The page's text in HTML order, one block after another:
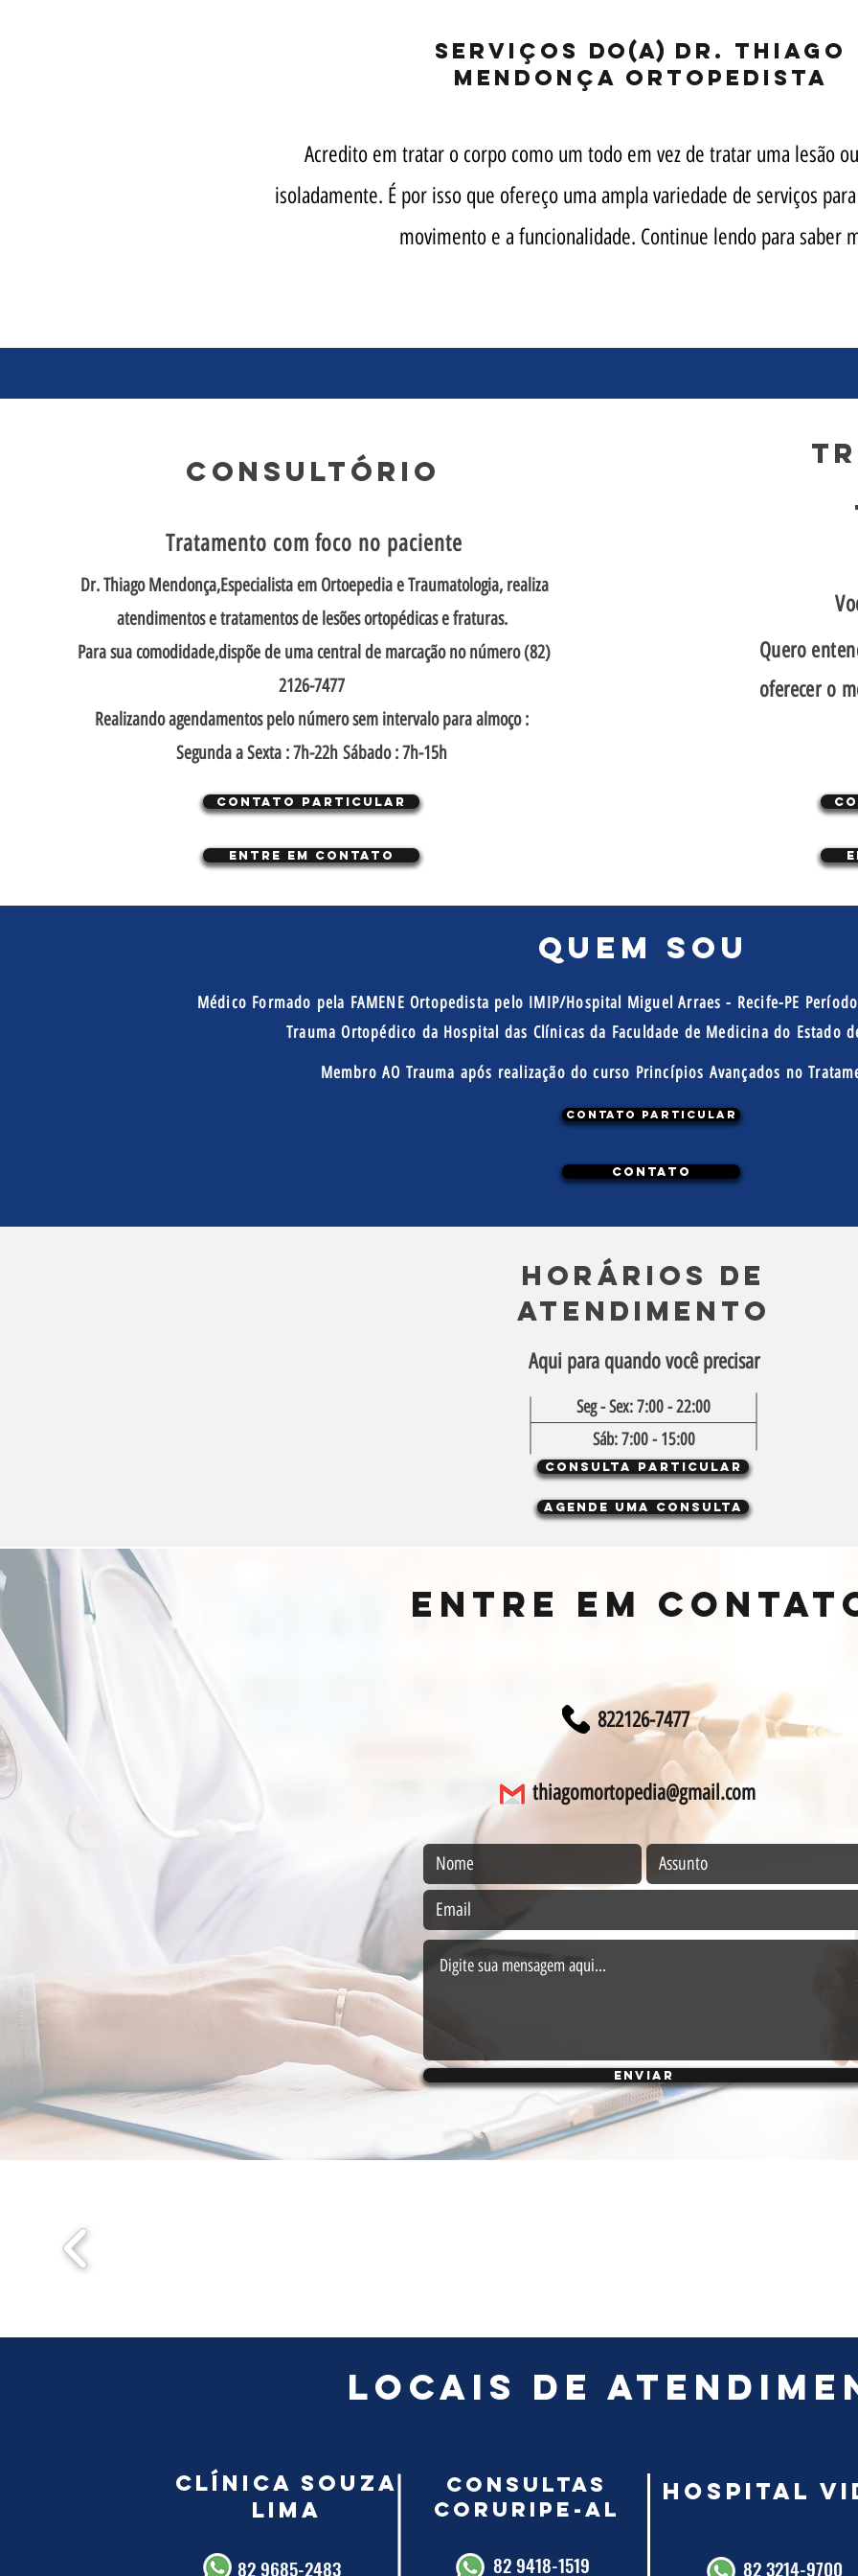
SERVIÇOS DO(A) DR. THIAGO
MENDONÇA ORTOPEDISTA
Acredito em tratar o corpo como um todo em vez de tratar uma lesão
isoladamente. É por isso que ofereço uma ampla variedade de serviços
movimento e a funcionalidade. Continue lendo para saber
CONSULTÓRIO
Tratamento com foco no paciente
Dr. Thiago Mendonça,Especialista em Ortoepedia e Traumatologia, realiza
atendimentos e tratamentos de lesões ortopédicas e fraturas.
Para sua comodidade,dispõe de uma central de marcação no número (82)
2126-7477
Realizando agendamentos pelo número sem intervalo para almoço :
Segunda a Sexta : 7h-22h Sábado : 7h-15h
Contato Particular
Entre em contato
Quero
oferecer o
Quem sou
Médico Formado pela FAMENE Ortopedista pelo IMIP/Hospital Miguel Arraes - Recife-PE
Trauma Ortopédico da Hospital das Clínicas da Faculdade de Medicina do Estado
Membro AO Trauma após realização do curso Princípios Avançados no
Contato Particular
Contato
HORÁRIOs de
atendimento
Aqui para quando você precisar
Seg - Sex: 7:00 - 22:00
Sáb: 7:00 - 15:00
Consulta particular
Agende uma consulta
ENTRE EM
822126-7477
thiagomortopedia@gmail.com
Enviar
Locais de
Hospital
82 3214-9700
consultas
Coruripe-AL
82 9418-1519
Clínica Souza
Lima
82 9685-2483